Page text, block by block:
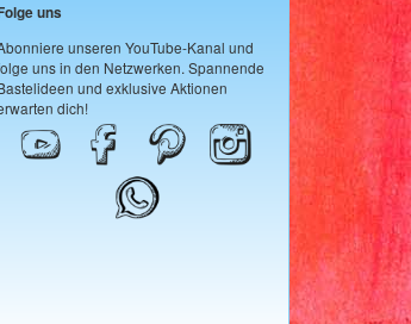
uns
unseren YouTube-Kanal und
uns in den Netzwerken. Spannende
und exklusive Aktionen
dich!